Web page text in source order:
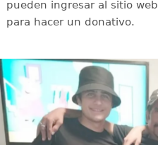
pueden ingresar al sitio web
para hacer un donativo.